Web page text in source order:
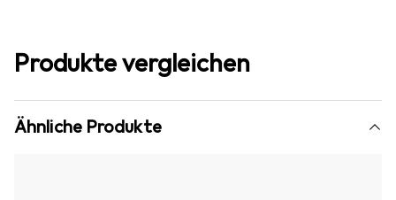
Produkte vergleichen
Ähnliche Produkte